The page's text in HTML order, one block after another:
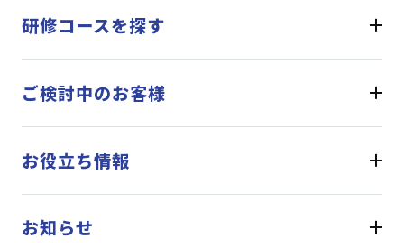
研修コースを探す
ご検討中のお客様
お役立ち情報
お知らせ